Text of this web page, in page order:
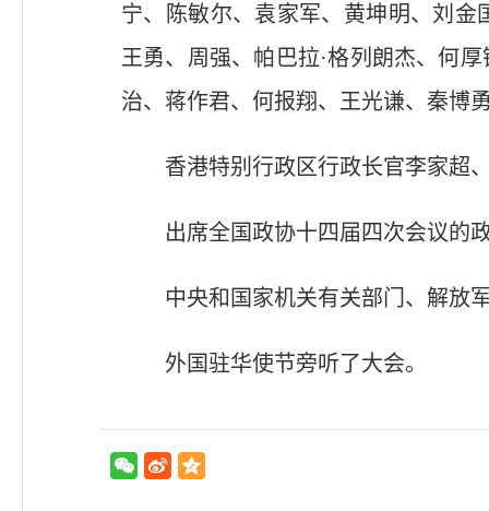
宁、陈敏尔、袁家军、黄坤明、刘
王勇、周强、帕巴拉·格列朗杰、何
治、蒋作君、何报翔、王光谦、秦博
香港特别行政区行政长官李家超
出席全国政协十四届四次会议的
中央和国家机关有关部门、解放
外国驻华使节旁听了大会。